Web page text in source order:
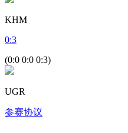
KHM
0:3
(0:0 0:0 0:3)
UGR
参赛协议